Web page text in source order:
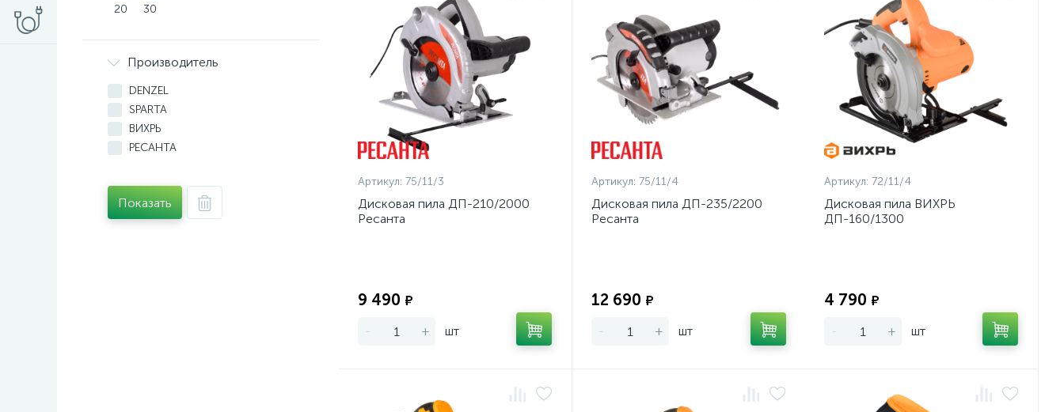
20 30
Производитель
DENZEL
SPARTA
ВИХРЬ
РЕСАНТА
Показать
Артикул: 75/11/3
Дисковая пила ДП-210/2000
Ресанта
9 490 ₽
- + шт
Артикул: 75/11/4
Дисковая пила ДП-235/2200
Ресанта
12 690 ₽
- + шт
Артикул: 72/11/4
Дисковая пила ВИХРЬ
ДП-160/1300
4 790 ₽
- + шт